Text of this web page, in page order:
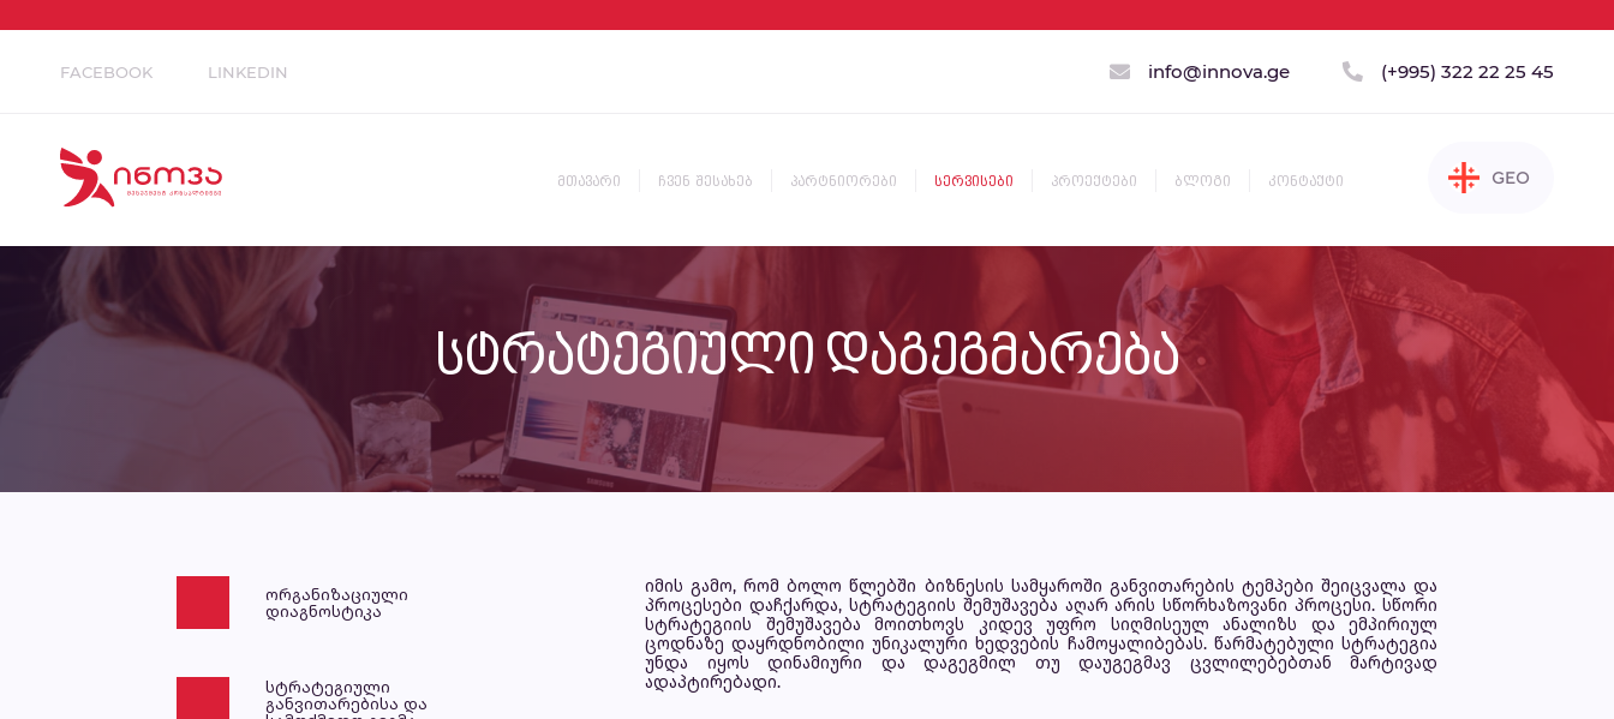
FACEBOOK LINKEDIN info@innova.ge (+995) 322 22 25 45
მთავარი ჩვენ შესახებ პარტნიორები სერვისები პროექტები ბლოგი კონტაქტი GEO
ENG
სტრატეგიული დაგეგმარება
ორგანიზაციული
დიაგნოსტიკა
სტრატეგიული
განვითარებისა და
იმის გამო, რომ ბოლო წლებში ბიზნესის სამყაროში განვითარების ტემპები შეიცვალა და
პროცესები დაჩქარდა, სტრატეგიის შემუშავება აღარ არის სწორხაზოვანი პროცესი. სწორი
სტრატეგიის შემუშავება მოითხოვს კიდევ უფრო სიღმისეულ ანალიზს და ემპირიულ
ცოდნაზე დაყრდნობილი უნიკალური ხედვების ჩამოყალიბებას. წარმატებული სტრატეგია
უნდა იყოს დინამიური და დაგეგმილ თუ დაუგეგმავ ცვლილებებთან მარტივად
ადაპტირებადი.